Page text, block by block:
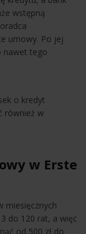
wstępną
umowy. Po jej
nawet tego
o kredyt
również w
w Erste
miesięcznych
do 120 rat, a więc
od 500 zł do